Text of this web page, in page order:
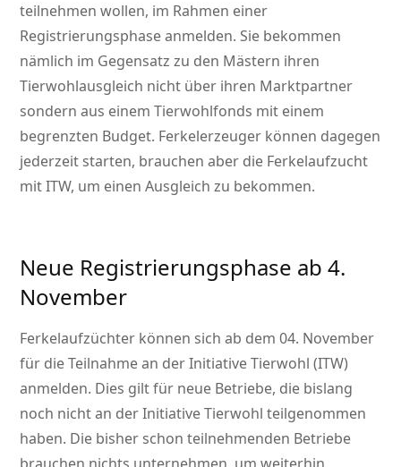
teilnehmen wollen, im Rahmen einer
Registrierungsphase anmelden. Sie bekommen
nämlich im Gegensatz zu den Mästern ihren
Tierwohlausgleich nicht über ihren Marktpartner
sondern aus einem Tierwohlfonds mit einem
begrenzten Budget. Ferkelerzeuger können dagegen
jederzeit starten, brauchen aber die Ferkelaufzucht
mit ITW, um einen Ausgleich zu bekommen.
Neue Registrierungsphase ab 4.
November
Ferkelaufzüchter können sich ab dem 04. November
für die Teilnahme an der Initiative Tierwohl (ITW)
anmelden. Dies gilt für neue Betriebe, die bislang
noch nicht an der Initiative Tierwohl teilgenommen
haben. Die bisher schon teilnehmenden Betriebe